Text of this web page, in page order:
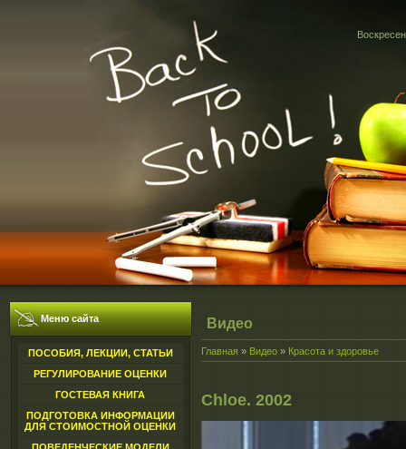
Меню сайта
ПОСОБИЯ, ЛЕКЦИИ, СТАТЬИ
РЕГУЛИРОВАНИЕ ОЦЕНКИ
ГОСТЕВАЯ КНИГА
ПОДГОТОВКА ИНФОРМАЦИИ
ДЛЯ СТОИМОСТНОЙ ОЦЕНКИ
Видео
Главная » Видео » Красота и здоровье
Chloe. 2002